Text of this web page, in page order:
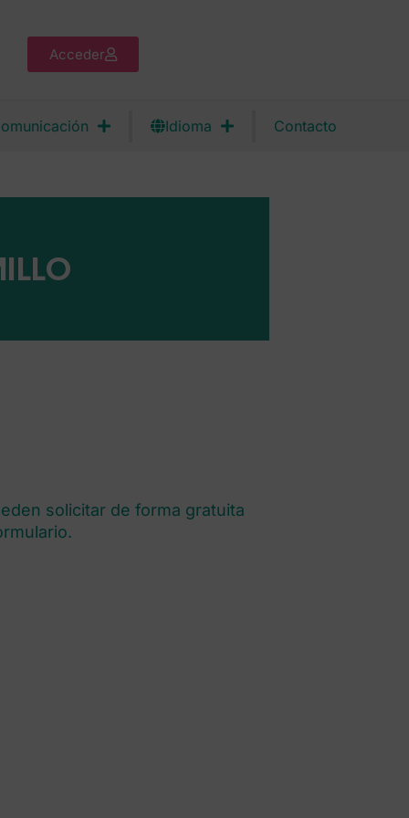
Acceder
Idioma Contacto
solicitar de forma gratuita